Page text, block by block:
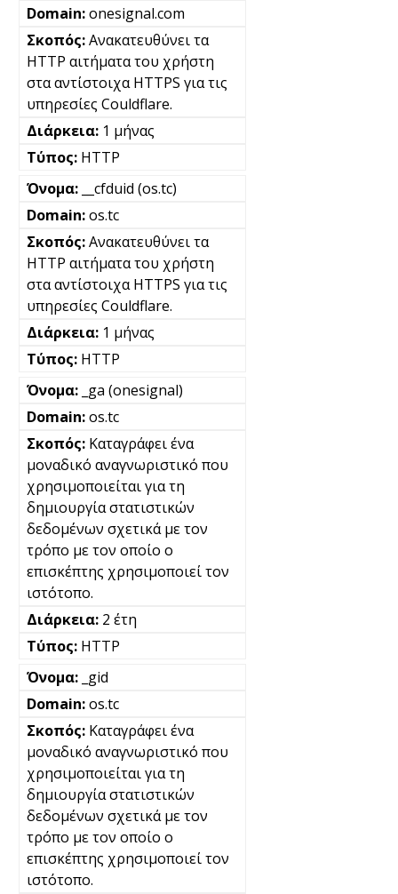
onesignal.com
Ανακατευθύνει τα
HTTP αιτήματα του χρήστη
στα αντίστοιχα HTTPS για τις
υπηρεσίες Couldflare.
1 μήνας
HTTP
__cfduid (os.tc)
os.tc
Ανακατευθύνει τα
HTTP αιτήματα του χρήστη
στα αντίστοιχα HTTPS για τις
υπηρεσίες Couldflare.
1 μήνας
HTTP
_ga (onesignal)
os.tc
Καταγράφει ένα
μοναδικό αναγνωριστικό που
χρησιμοποιείται για τη
δημιουργία στατιστικών
δεδομένων σχετικά με τον
τρόπο με τον οποίο ο
επισκέπτης χρησιμοποιεί τον
ιστότοπο.
2 έτη
HTTP
_gid
os.tc
Καταγράφει ένα
μοναδικό αναγνωριστικό που
χρησιμοποιείται για τη
δημιουργία στατιστικών
δεδομένων σχετικά με τον
τρόπο με τον οποίο ο
επισκέπτης χρησιμοποιεί τον
ιστότοπο.